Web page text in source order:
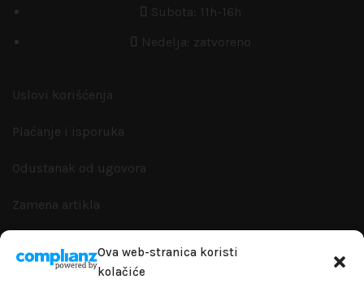
Ova web-stranica koristi
kolačiće
Subota: 11h-16h
Nedelja: zatvoreno
Uslovi korišćenja
Plaćanje i isporuka
Odustanak od ugovora
Zamena artikla
Politika privatnosti